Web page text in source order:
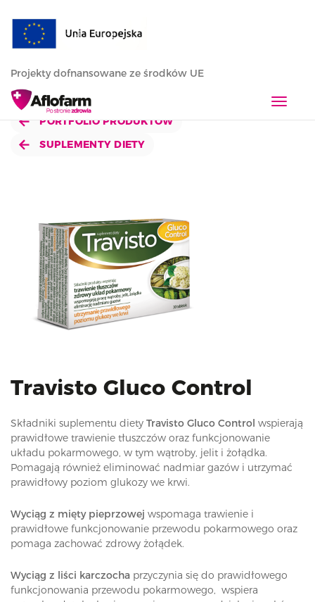
Projekty dofnansowane ze środków UE
T
o
PORTFOLIO PRODUKTÓW
SUPLEMENTY DIETY
Travisto Gluco Control
Składniki suplementu diety Travisto Gluco Control wspierają
prawidłowe trawienie tłuszczów oraz funkcjonowanie
układu pokarmowego, w tym wątroby, jelit i żołądka.
Pomagają również eliminować nadmiar gazów i utrzymać
prawidłowy poziom glukozy we krwi.
Wyciąg z mięty pieprzowej wspomaga trawienie i
prawidłowe funkcjonowanie przewodu pokarmowego oraz
pomaga zachować zdrowy żołądek.
Wyciąg z liści karczocha przyczynia się do prawidłowego
funkcjonowania przewodu pokarmowego, wspiera